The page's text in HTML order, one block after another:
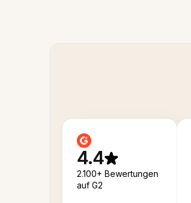
4.4
2.100+ Bewertungen
auf G2